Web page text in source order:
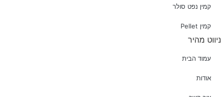
קמין נפט סולר
קמין Pellet
ניווט מהיר
עמוד הבית
אודות